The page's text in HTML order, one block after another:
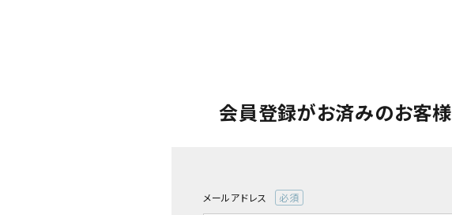
会員登録がお済みのお客様
メールアドレス
(必